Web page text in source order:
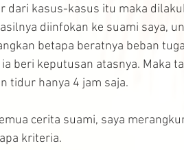
dari kasus-kasus itu maka
diinfokan ke suami saya,
betapa beratnya beban
beri keputusan atasnya. Maka
tidur hanya 4 jam saja.
cerita suami, saya
kriteria.